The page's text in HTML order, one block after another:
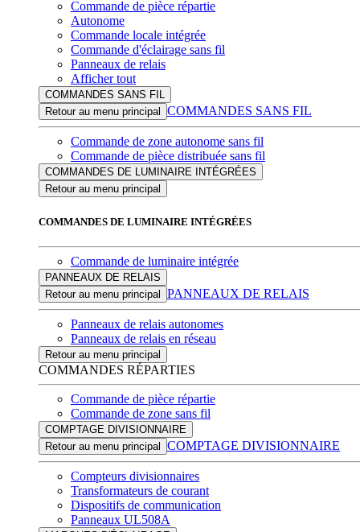
Commande de pièce répartie
Autonome
Commande locale intégrée
Commande d'éclairage sans fil
Panneaux de relais
Afficher tout
COMMANDES SANS FIL
Retour au menu principal
COMMANDES SANS FIL
Commande de zone autonome sans fil
Commande de pièce distribuée sans fil
COMMANDES DE LUMINAIRE INTÉGRÉES
Retour au menu principal
COMMANDES DE LUMINAIRE INTÉGRÉES
Commande de luminaire intégrée
PANNEAUX DE RELAIS
Retour au menu principal
PANNEAUX DE RELAIS
Panneaux de relais autonomes
Panneaux de relais en réseau
Retour au menu principal
COMMANDES RÉPARTIES
Commande de pièce répartie
Commande de zone sans fil
COMPTAGE DIVISIONNAIRE
Retour au menu principal
COMPTAGE DIVISIONNAIRE
Compteurs divisionnaires
Transformateurs de courant
Dispositifs de communication
Panneaux UL508A